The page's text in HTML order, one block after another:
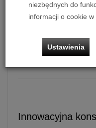
gabarytów,
częstotliwości – od
użyteczny 64 Hz),
Innowacyjna
niezbędnych do
informacji o cookie w
Ustawienia